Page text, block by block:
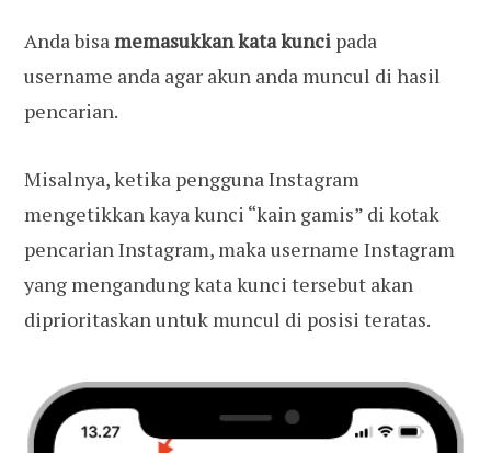
Anda bisamemasukkan kata kunci pada
username anda agar akun anda muncul di hasil
pencarian.
Misalnya, ketika pengguna Instagram
mengetikkan kaya kunci “kain gamis” di kotak
pencarian Instagram, maka username Instagram
yang mengandung kata kunci tersebut akan
diprioritaskan untuk muncul di posisi teratas.